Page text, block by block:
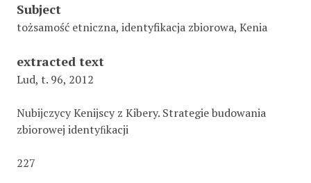
Subject
tożsamość etniczna, identyfikacja zbiorowa, Kenia
extracted text
Lud, t. 96, 2012
Nubijczycy Kenijscy z Kibery. Strategie budowania
zbiorowej identyﬁkacji
227